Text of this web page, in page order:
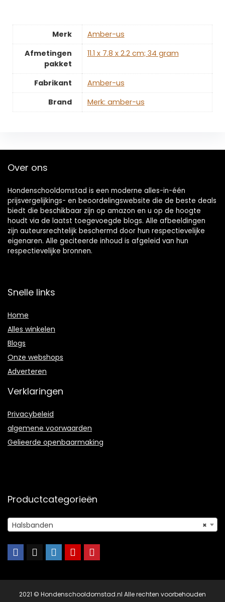
Merk
‎Amber-us
Afmetingen
pakket
‎11.1 x 7.8 x 2.2 cm; 34 gram
Fabrikant
‎Amber-us
Brand
Merk: amber-us
Over ons
Hondenschooldomstad is een moderne alles-in-één
prijsvergelijkings- en beoordelingswebsite die de beste deals
biedt die beschikbaar zijn op amazon en u op de hoogte
houdt via de laatst toegevoegde blogs. Alle afbeeldingen
zijn auteursrechtelijk beschermd door hun respectievelijke
eigenaren. Alle geciteerde inhoud is afgeleid van hun
respectievelijke bronnen.
Snelle links
Home
Alles winkelen
Blogs
Onze webshops
Adverteren
Verklaringen
Privacybeleid
algemene voorwaarden
Gelieerde openbaarmaking
Productcategorieën
×
Halsbanden
2021 © Hondenschooldomstad.nl Alle rechten voorbehouden